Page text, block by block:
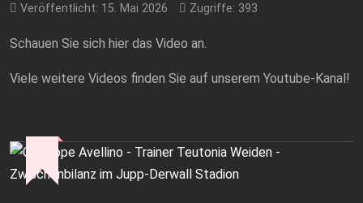
Veröffentlicht: 15. Mai 2026
Zugriffe: 393
Schauen Sie sich hier das Video an.
Viele weitere Videos finden Sie auf unserem Youtube-Kanal!